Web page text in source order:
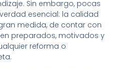
Sin embargo, pocas
esencial: la calidad
medida, de contar con
preparados, motivados y
reforma o